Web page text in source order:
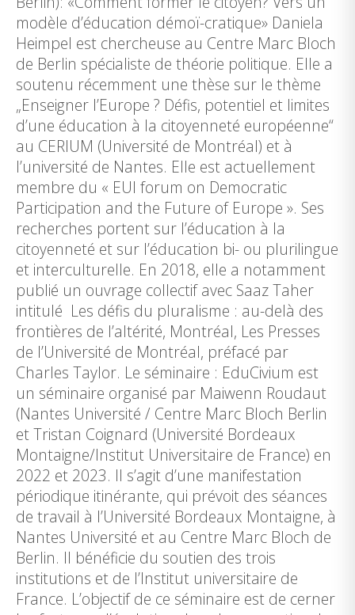
modèle d’éducation démoï-cratique» Daniela
Heimpel est chercheuse au Centre Marc Bloch
de Berlin spécialiste de théorie politique. Elle a
soutenu récemment une thèse sur le thème
„Enseigner l’Europe ? Défis, potentiel et limites
d’une éducation à la citoyenneté européenne“
au CERIUM (Université de Montréal) et à
l’université de Nantes. Elle est actuellement
membre du « EUI forum on Democratic
Participation and the Future of Europe ». Ses
recherches portent sur l’éducation à la
citoyenneté et sur l’éducation bi- ou plurilingue
et interculturelle. En 2018, elle a notamment
publié un ouvrage collectif avec Saaz Taher
intitulé Les défis du pluralisme : au-delà des
frontières de l’altérité, Montréal, Les Presses
de l’Université de Montréal, préfacé par
Charles Taylor. Le séminaire : EduCivium est
un séminaire organisé par Maiwenn Roudaut
(Nantes Université / Centre Marc Bloch Berlin
et Tristan Coignard (Université Bordeaux
Montaigne/Institut Universitaire de France) en
2022 et 2023. Il s’agit d’une manifestation
périodique itinérante, qui prévoit des séances
de travail à l’Université Bordeaux Montaigne, à
Nantes Université et au Centre Marc Bloch de
Berlin. Il bénéficie du soutien des trois
institutions et de l’Institut universitaire de
France. L’objectif de ce séminaire est de cerner